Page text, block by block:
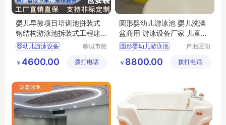
婴儿早教项目培训池拼装式
钢结构游泳池拆装式工程建
造水循环过滤
婴幼儿游泳设备
婴幼儿水育早教设备
聊城市船
乐设备有
￥ 4600.00 拨打电话
圆形婴幼儿游泳池 婴儿洗澡
盆商用 游泳设备厂家 儿童浴
缸
圆形婴幼儿游泳池
广州游泳池设备厂家
芦淞区阳
童游泳馆
￥ 8800.00 拨打电话